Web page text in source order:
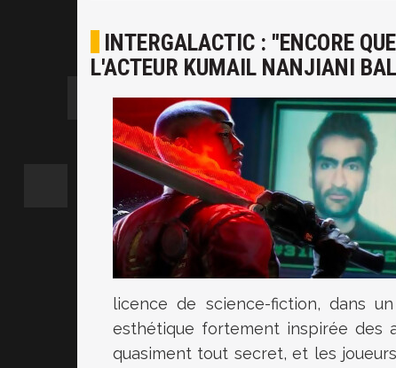
INTERGALACTIC : "ENCORE
L'ACTEUR KUMAIL NANJIANI
licence de science-fiction, dans
esthétique fortement inspirée des
quasiment tout secret, et les